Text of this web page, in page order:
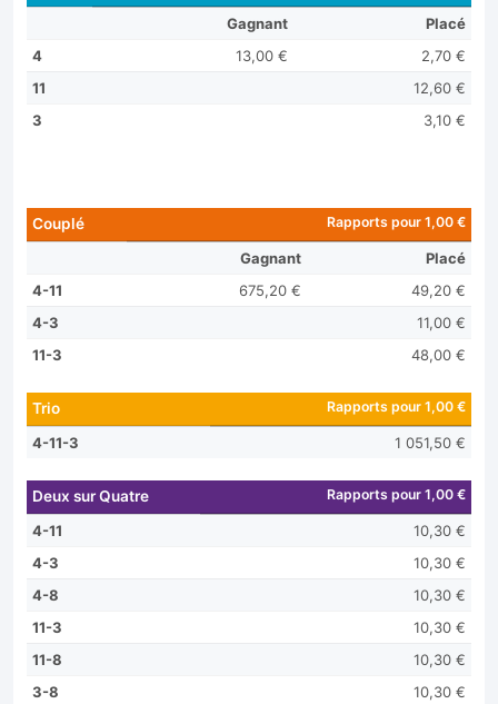
Gagnant
Placé
4
13,00 €
2,70 €
11
12,60 €
3
3,10 €
Couplé Rapports pour 1,00 €
Gagnant
Placé
4-11
675,20 €
49,20 €
4-3
11,00 €
11-3
48,00 €
Trio Rapports pour 1,00 €
4-11-3 1 051,50 €
Deux sur Quatre Rapports pour 1,00 €
4-11
10,30 €
4-3
10,30 €
4-8
10,30 €
11-3
10,30 €
11-8
10,30 €
3-8
10,30 €